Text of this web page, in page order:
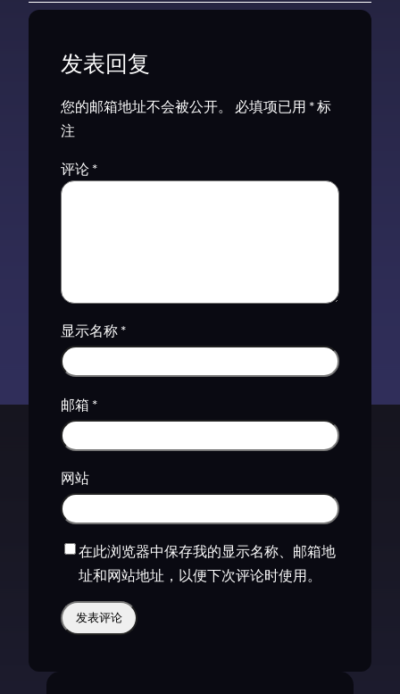
发表回复
您的邮箱地址不会被公开。 必填项已用 *标
注
评论 *
显示名称 *
邮箱 *
网站
在此浏览器中保存我的显示名称、邮箱地
址和网站地址，以便下次评论时使用。